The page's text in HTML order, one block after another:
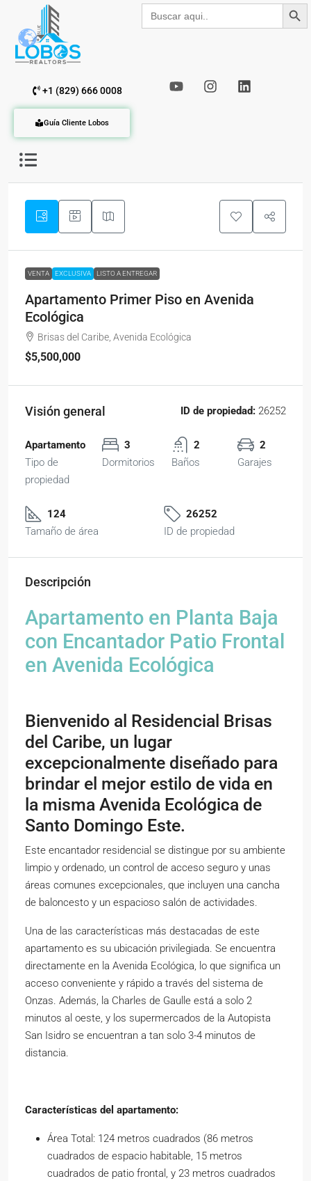
Buscar: Botón de
+1 (829) 666 0008
Guía Cliente Lobos
VENTA EXCLUSIVA LISTO A ENTREGAR
Apartamento Primer Piso en Avenida
Ecológica
Brisas del Caribe, Avenida Ecológica
$5,500,000
Visión general ID de propiedad: 26252
Apartamento
Tipo de
propiedad
3
Dormitorios
2
Baños
2
Garajes
124
Tamaño de área
26252
ID de propiedad
Descripción
Apartamento en Planta Baja
con Encantador Patio Frontal
en Avenida Ecológica
Bienvenido al Residencial Brisas
del Caribe, un lugar
excepcionalmente diseñado para
brindar el mejor estilo de vida en
la misma Avenida Ecológica de
Santo Domingo Este.
Este encantador residencial se distingue por su ambiente
limpio y ordenado, un control de acceso seguro y unas
áreas comunes excepcionales, que incluyen una cancha
de baloncesto y un espacioso salón de actividades.
Una de las características más destacadas de este
apartamento es su ubicación privilegiada. Se encuentra
directamente en la Avenida Ecológica, lo que significa un
acceso conveniente y rápido a través del sistema de
Onzas. Además, la Charles de Gaulle está a solo 2
minutos al oeste, y los supermercados de la Autopista
San Isidro se encuentran a tan solo 3-4 minutos de
distancia.
Características del apartamento:
Área Total: 124 metros cuadrados (86 metros
cuadrados de espacio habitable, 15 metros
cuadrados de patio frontal, y 23 metros cuadrados